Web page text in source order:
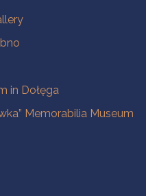
in Dołęga
Memorabilia Museum